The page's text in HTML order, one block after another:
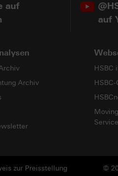
auf
auf
Archiv
HSBC
HSBC-
©
zur Preisstellung